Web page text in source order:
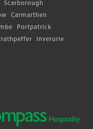
Scarborough
Carmarthen
Portpatrick
Inverurie